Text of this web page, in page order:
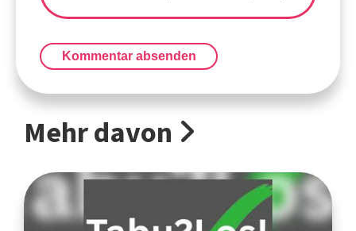
Kommentar absenden
Mehr davon